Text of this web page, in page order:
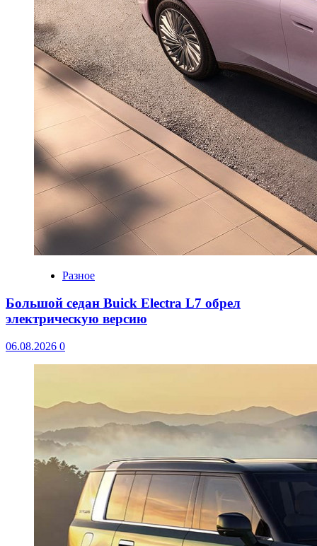
Разное
Большой седан Buick Electra L7 обрел
электрическую версию
06.08.2026 0